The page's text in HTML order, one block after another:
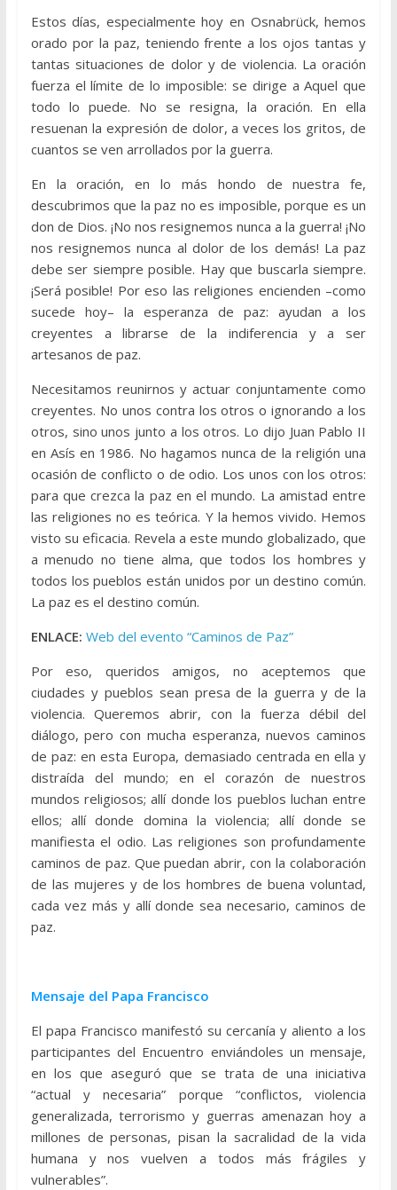
Estos días, especialmente hoy en Osnabrück, hemos
orado por la paz, teniendo frente a los ojos tantas y
tantas situaciones de dolor y de violencia. La oración
fuerza el límite de lo imposible: se dirige a Aquel que
todo lo puede. No se resigna, la oración. En ella
resuenan la expresión de dolor, a veces los gritos, de
cuantos se ven arrollados por la guerra.
En la oración, en lo más hondo de nuestra fe,
descubrimos que la paz no es imposible, porque es un
don de Dios. ¡No nos resignemos nunca a la guerra! ¡No
nos resignemos nunca al dolor de los demás! La paz
debe ser siempre posible. Hay que buscarla siempre.
¡Será posible! Por eso las religiones encienden –como
sucede hoy– la esperanza de paz: ayudan a los
creyentes a librarse de la indiferencia y a ser
artesanos de paz.
Necesitamos reunirnos y actuar conjuntamente como
creyentes. No unos contra los otros o ignorando a los
otros, sino unos junto a los otros. Lo dijo Juan Pablo II
en Asís en 1986. No hagamos nunca de la religión una
ocasión de conflicto o de odio. Los unos con los otros:
para que crezca la paz en el mundo. La amistad entre
las religiones no es teórica. Y la hemos vivido. Hemos
visto su eficacia. Revela a este mundo globalizado, que
a menudo no tiene alma, que todos los hombres y
todos los pueblos están unidos por un destino común.
La paz es el destino común.
ENLACE: Web del evento “Caminos de Paz”
Por eso, queridos amigos, no aceptemos que
ciudades y pueblos sean presa de la guerra y de la
violencia. Queremos abrir, con la fuerza débil del
diálogo, pero con mucha esperanza, nuevos caminos
de paz: en esta Europa, demasiado centrada en ella y
distraída del mundo; en el corazón de nuestros
mundos religiosos; allí donde los pueblos luchan entre
ellos; allí donde domina la violencia; allí donde se
manifiesta el odio. Las religiones son profundamente
caminos de paz. Que puedan abrir, con la colaboración
de las mujeres y de los hombres de buena voluntad,
cada vez más y allí donde sea necesario, caminos de
paz.
Mensaje del Papa Francisco
El papa Francisco manifestó su cercanía y aliento a los
participantes del Encuentro enviándoles un mensaje,
en los que aseguró que se trata de una iniciativa
“actual y necesaria” porque “conflictos, violencia
generalizada, terrorismo y guerras amenazan hoy a
millones de personas, pisan la sacralidad de la vida
humana y nos vuelven a todos más frágiles y
vulnerables”.